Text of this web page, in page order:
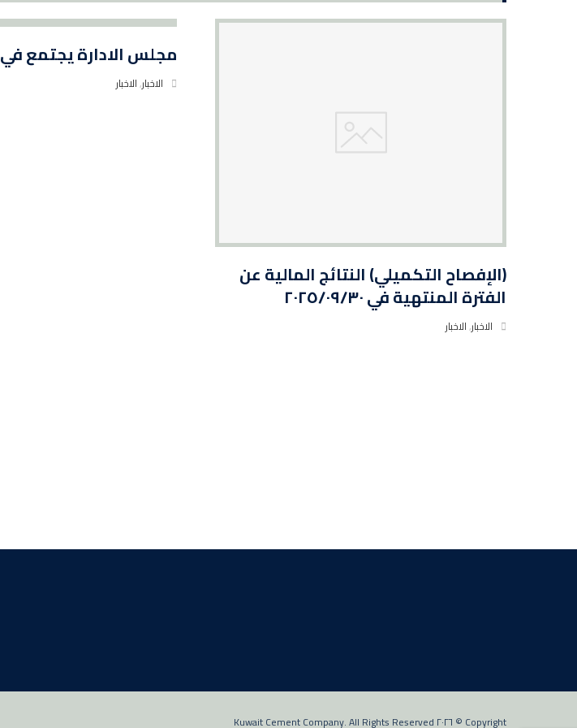
(الإفصاح التكميلي) النتائج المالية عن
الفترة المنتهية في ٢٠٢٥/٠٩/٣٠
الاخبار,الاخبار
مجلس الادارة يجتمع في ٤ نوفمبر ٢٠٢٥
الاخبار,الاخبار
Copyright © ٢٠٢٦ Kuwait Cement Company. All Rights Reserved